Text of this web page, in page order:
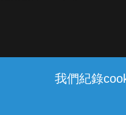
我們紀錄